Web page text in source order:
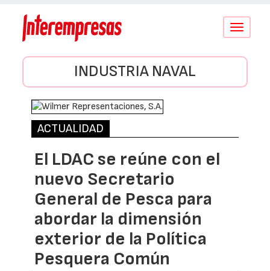
Conmutar
INDUSTRIA NAVAL
ACTUALIDAD
El LDAC se reúne con el
nuevo Secretario
General de Pesca para
abordar la dimensión
exterior de la Política
Pesquera Común